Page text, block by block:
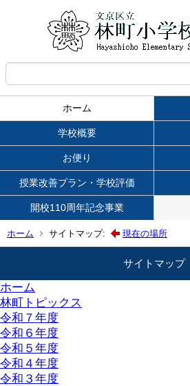
ホーム
学校概要
お便り
授業改善プラン・学校評価
開校110周年記念事業
ホーム サイトマップ: 現在の場所
サイトマップ
ホーム
林町トピックス
令和７年度
令和６年度
令和５年度
令和４年度
令和３年度